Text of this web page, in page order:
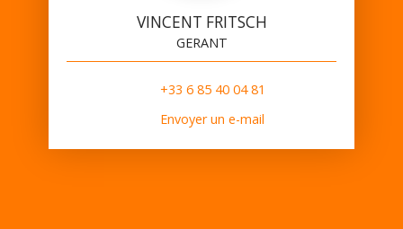
VINCENT FRITSCH
GERANT
+33 6 85 40 04 81
Envoyer un e-mail